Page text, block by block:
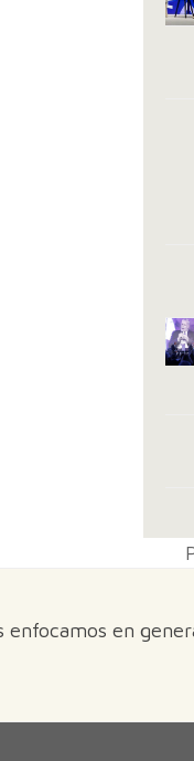
enfocamos en